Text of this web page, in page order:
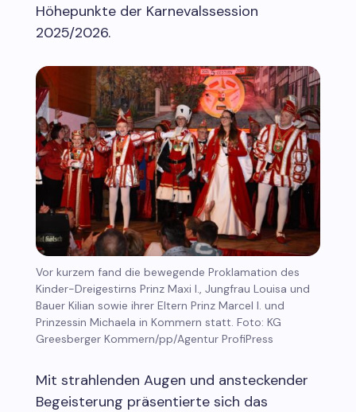
Höhepunkte der Karnevalssession
2025/2026.
Vor kurzem fand die bewegende Proklamation des
Kinder-Dreigestirns Prinz Maxi I., Jungfrau Louisa und
Bauer Kilian sowie ihrer Eltern Prinz Marcel I. und
Prinzessin Michaela in Kommern statt. Foto: KG
Greesberger Kommern/pp/Agentur ProfiPress
Mit strahlenden Augen und ansteckender
Begeisterung präsentierte sich das